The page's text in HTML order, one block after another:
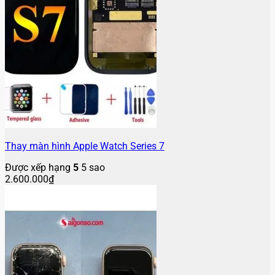
Thay màn hình Apple Watch Series 7
Được xếp hạng 5 5 sao
2.600.000₫